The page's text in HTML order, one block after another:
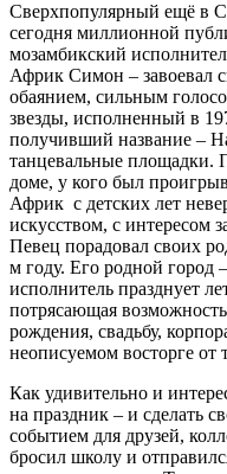
Сверхпопулярный ещё в
сегодня миллионной
мозамбикский
Африк Симон – завоевал
обаянием, сильным
звезды, исполненный в
получивший название –
танцевальные площадки.
доме, у кого был
Африк с детских лет
искусством, с интересом
Певец порадовал своих
м году. Его родной город
исполнитель празднует
потрясающая
рождения, свадьбу,
неописуемом восторге от
Как удивительно и
на праздник – и сделать
событием для друзей,
бросил школу и